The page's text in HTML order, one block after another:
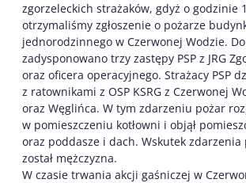
zgorzeleckich strażaków, gdyż o godzinie
otrzymaliśmy zgłoszenie o pożarze
jednorodzinnego w Czerwonej Wodzie.
zadysponowano trzy zastępy PSP z JRG
oraz oficera operacyjnego. Strażacy PSP
z ratownikami z OSP KSRG z Czerwonej
oraz Węglińca. W tym zdarzeniu pożar
w pomieszczeniu kotłowni i objął
oraz poddasze i dach. Wskutek zdarzenia
został mężczyzna.
W czasie trwania akcji gaśniczej w